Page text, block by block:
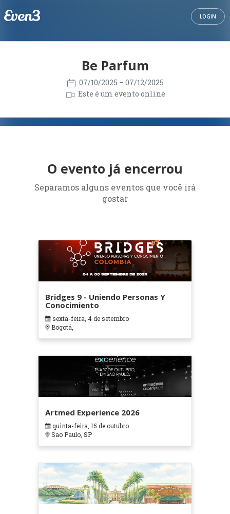
LOGIN
Be Parfum
07/10/2025 – 07/12/2025
Este é um evento online
O evento já encerrou
Separamos alguns eventos que você irá
gostar
Bridges 9 - Uniendo Personas Y
Conocimiento
sexta-feira, 4 de setembro
Bogotá,
Artmed Experience 2026
quinta-feira, 15 de outubro
Sao Paulo, SP